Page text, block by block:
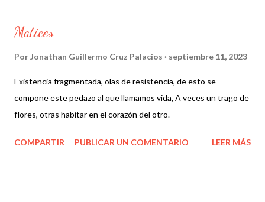
Matices
PorJonathan Guillermo Cruz Palacios septiembre 11, 2023
Existencia fragmentada, olas de resistencia, de esto se
compone este pedazo al que llamamos vida, A veces un trago de
flores, otras habitar en el corazón del otro.
COMPARTIR PUBLICAR UN COMENTARIO LEER MÁS